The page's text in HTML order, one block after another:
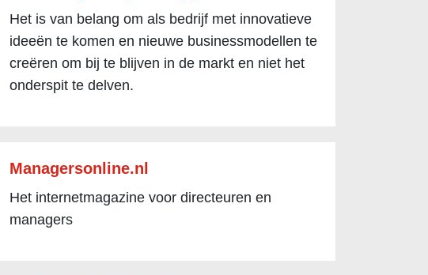
Het is van belang om als bedrijf met innovatieve
ideeën te komen en nieuwe businessmodellen te
creëren om bij te blijven in de markt en niet het
onderspit te delven.
Managersonline.nl
Het internetmagazine voor directeuren en
managers